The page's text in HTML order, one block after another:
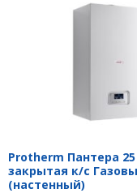
Protherm Пантера 25
закрытая к/с
(настенный)